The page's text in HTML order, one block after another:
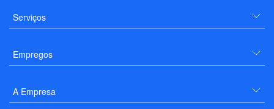
Serviços
Empregos
A Empresa